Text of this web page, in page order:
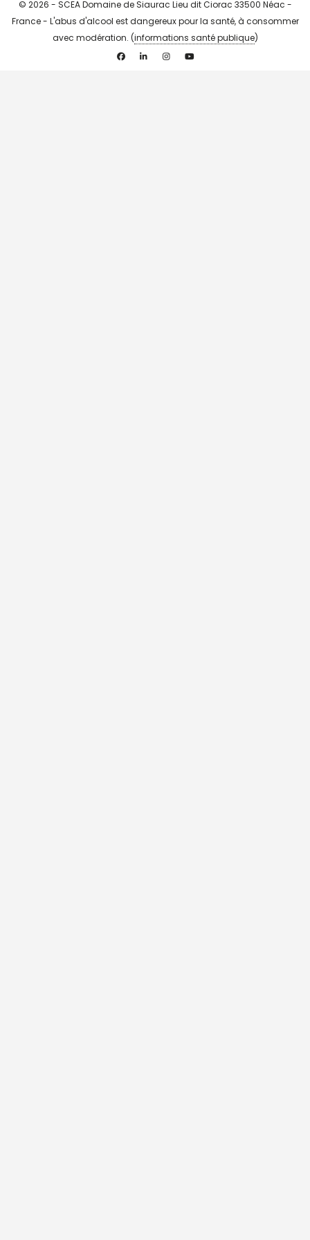
© 2026 - SCEA Domaine de Siaurac Lieu dit Ciorac 33500 Néac -
France - L'abus d'alcool est dangereux pour la santé, à consommer
avec modération. (informations santé publique)
FacebookLinkedin InstagramYouTube